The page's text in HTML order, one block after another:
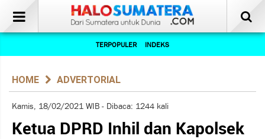
TERPOPULER INDEKS
HOME ADVERTORIAL
Kamis, 18/02/2021 WIB - Dibaca: 1244 kali
Ketua DPRD Inhil dan Kapolsek